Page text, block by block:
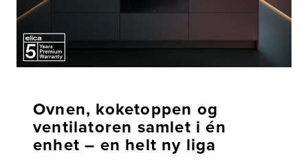
Ovnen, koketoppen og
ventilatoren samlet i én
enhet – en helt ny liga